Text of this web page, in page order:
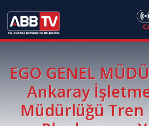
EGO GENEL
Ankaray
Müdürlüğü